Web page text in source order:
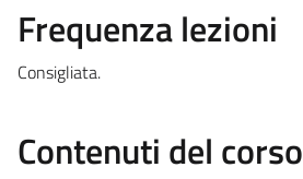
Frequenza lezioni
Consigliata.
Contenuti del corso